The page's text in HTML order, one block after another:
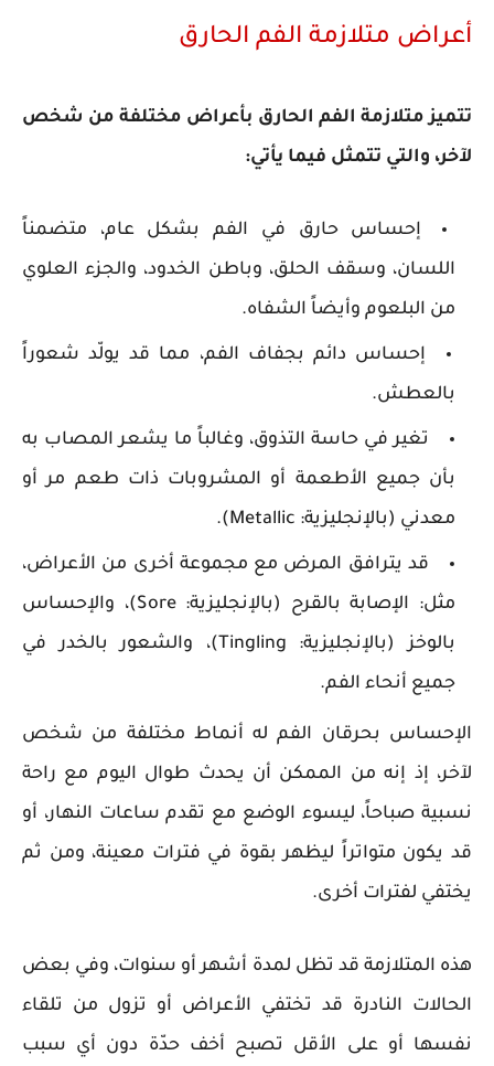
أعراض متلازمة الفم الحارق
تتميز متلازمة الفم الحارق بأعراض مختلفة من شخص
لآخر، والتي تتمثل فيما يأتي:
إحساس حارق في الفم بشكل عام، متضمناً
اللسان، وسقف الحلق، وباطن الخدود، والجزء العلوي
من البلعوم وأيضاً الشفاه.
إحساس دائم بجفاف الفم، مما قد يولّد شعوراً
بالعطش.
تغير في حاسة التذوق، وغالباً ما يشعر المصاب به
بأن جميع الأطعمة أو المشروبات ذات طعم مر أو
معدني (بالإنجليزية: Metallic).
قد يترافق المرض مع مجموعة أخرى من الأعراض،
مثل: الإصابة بالقرح (بالإنجليزية: Sore)، والإحساس
بالوخز (بالإنجليزية: Tingling)، والشعور بالخدر في
جميع أنحاء الفم.
الإحساس بحرقان الفم له أنماط مختلفة من شخص
لآخر، إذ إنه من الممكن أن يحدث طوال اليوم مع راحة
نسبية صباحاً، ليسوء الوضع مع تقدم ساعات النهار، أو
قد يكون متواتراً ليظهر بقوة في فترات معينة، ومن ثم
يختفي لفترات أخرى.
هذه المتلازمة قد تظل لمدة أشهر أو سنوات، وفي بعض
الحالات النادرة قد تختفي الأعراض أو تزول من تلقاء
نفسها أو على الأقل تصبح أخف حدّة دون أي سبب